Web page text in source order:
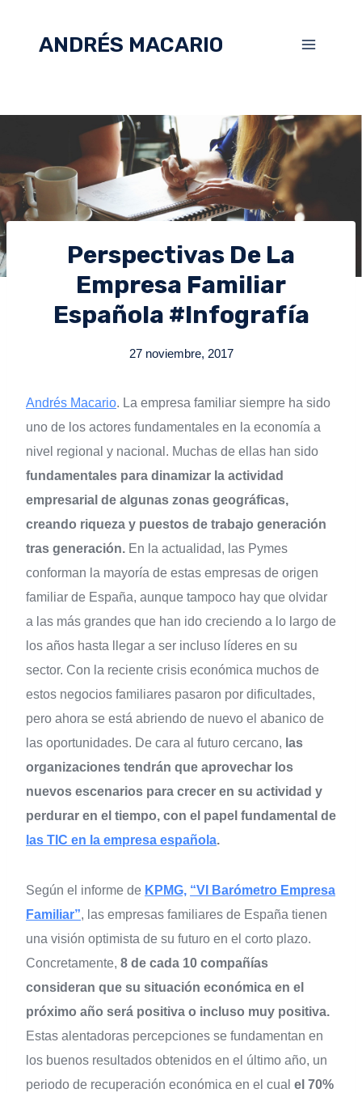
ANDRÉS MACARIO
Perspectivas De La
Empresa Familiar
Española #infografía
27 noviembre, 2017
Andrés Macario. La empresa familiar siempre ha sido
uno de los actores fundamentales en la economía a
nivel regional y nacional. Muchas de ellas han sido
fundamentales para dinamizar la actividad
empresarial de algunas zonas geográficas,
creando riqueza y puestos de trabajo generación
tras generación. En la actualidad, las Pymes
conforman la mayoría de estas empresas de origen
familiar de España, aunque tampoco hay que olvidar
a las más grandes que han ido creciendo a lo largo de
los años hasta llegar a ser incluso líderes en su
sector. Con la reciente crisis económica muchos de
estos negocios familiares pasaron por dificultades,
pero ahora se está abriendo de nuevo el abanico de
las oportunidades. De cara al futuro cercano, las
organizaciones tendrán que aprovechar los
nuevos escenarios para crecer en su actividad y
perdurar en el tiempo, con el papel fundamental de
las TIC en la empresa española.
Según el informe de KPMG, “VI Barómetro Empresa
Familiar”, las empresas familiares de España tienen
una visión optimista de su futuro en el corto plazo.
Concretamente, 8 de cada 10 compañías
consideran que su situación económica en el
próximo año será positiva o incluso muy positiva.
Estas alentadoras percepciones se fundamentan en
los buenos resultados obtenidos en el último año, un
periodo de recuperación económica en el cual el 70%